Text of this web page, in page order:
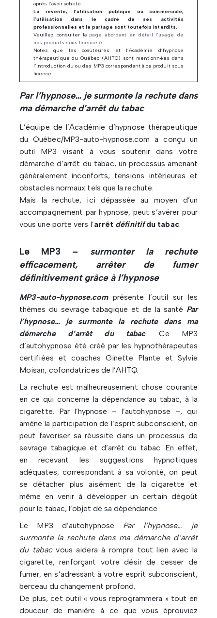
après l’avoir acheté.
La revente, l’utilisation publique ou commerciale,
l’utilisation dans le cadre de ses activités
professionnelles et le partage sont toutefois interdits.
Veuillez consulter la page abordant en détail l’usage de
nos produits sous licence A.
Notez que les coauteures et l’Académie d’hypnose
thérapeutique du Québec (AHTQ) sont mentionnées dans
l’introduction du ou des MP3 correspondant à ce produit sous
licence.
Par l’hypnose… je surmonte la rechute dans
ma démarche d’arrêt du tabac
L’équipe de l’Académie d’hypnose thérapeutique
du Québec/MP3-auto-hypnose.com a conçu un
outil MP3 visant à vous soutenir dans votre
démarche d’arrêt du tabac, un processus amenant
généralement inconforts, tensions intérieures et
obstacles normaux tels que la rechute.
Mais la rechute, ici dépassée au moyen d’un
accompagnement par hypnose, peut s’avérer pour
vous une porte vers l’arrêt définitifdu tabac.
Le MP3 – surmonter la rechute
efficacement, arrêter de fumer
définitivement grâce à l’hypnose
MP3-auto-hypnose.comprésente l’outil sur les
thèmes du sevrage tabagique et de la santé Par
l’hypnose… je surmonte la rechute dans ma
démarche d’arrêt du tabac. Ce MP3
d’autohypnose été créé par les hypnothérapeutes
certifiées et coaches Ginette Plante et Sylvie
Moisan, cofondatrices de l’AHTQ.
La rechute est malheureusement chose courante
en ce qui concerne la dépendance au tabac, à la
cigarette. Par l’hypnose – l’autohypnose –, qui
amène la participation de l’esprit subconscient, on
peut favoriser sa réussite dans un processus de
sevrage tabagique et d’arrêt du tabac. En effet,
en recevant les suggestions hypnotiques
adéquates, correspondant à sa volonté, on peut
se détacher plus aisément de la cigarette et
même en venir à développer un certain dégoût
pour le tabac, l’objet de sa dépendance.
Le MP3 d’autohypnose Par l’hypnose… je
surmonte la rechute dans ma démarche d’arrêt
du tabacvous aidera à rompre tout lien avec la
cigarette, renforçant votre désir de cesser de
fumer, en s’adressant à votre esprit subconscient,
berceau du changement profond.
De plus, cet outil « vous reprogrammera » tout en
douceur de manière à ce que vous éprouviez